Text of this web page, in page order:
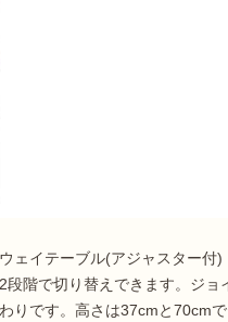
ェイテーブル(アジャスター
段階で切り替えできます。ジ
りです。高さは37cmと70cm